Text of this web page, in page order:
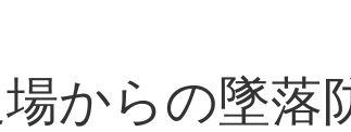
からの墜落